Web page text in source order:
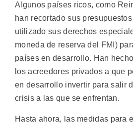
Algunos países ricos, como
han recortado sus
utilizado sus derechos
moneda de reserva del FMI)
países en desarrollo. Han
los acreedores privados a que
en desarrollo invertir para salir
crisis a las que se enfrentan.
Hasta ahora, las medidas para